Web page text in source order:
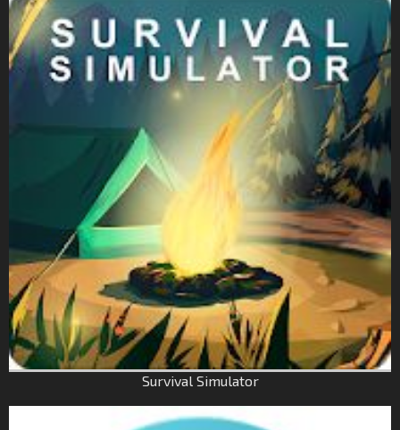
Survival Simulator